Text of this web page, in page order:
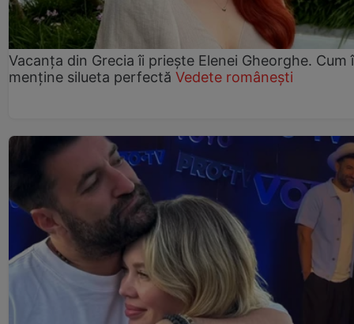
Vacanța din Grecia îi priește Elenei Gheorghe. Cum
menține silueta perfectă Vedete românești